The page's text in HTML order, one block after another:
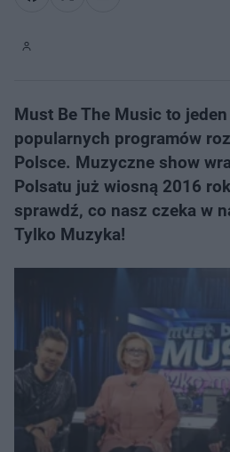
Must Be The Music to
popularnych programów
Polsce. Muzyczne show
Polsatu już wiosną 2016
sprawdź, co nasz czeka w
Tylko Muzyka!